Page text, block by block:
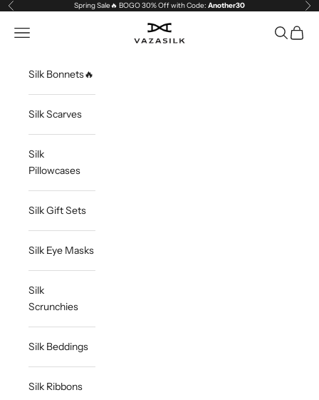
Skip to content
Previous Spring Sale🔥 BOGO 30% Off with Code: Another30
VAZASILK
Open navigation menu OpenOpen
Silk Bonnets🔥
Silk Scarves
Silk
Pillowcases
Silk Gift Sets
Silk Eye Masks
Silk
Scrunchies
Silk Beddings
Silk Ribbons